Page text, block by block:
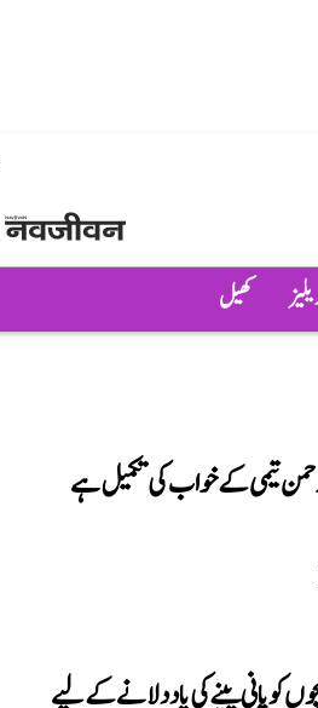
کھیل
ظل الرحمن تیمی کے خواب کی تکمیل ہے
پانی پینے کی یاد دلانے کے لیے